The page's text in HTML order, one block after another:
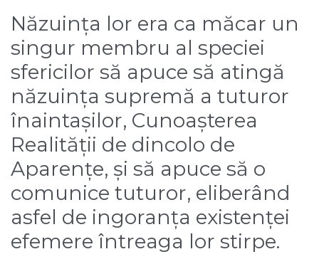
Năzuința lor era ca măcar un
singur membru al speciei
sfericilor să apuce să atingă
năzuința supremă a tuturor
înaintașilor, Cunoașterea
Realității de dincolo de
Aparențe, și să apuce să o
comunice tuturor, eliberând
asfel de ingoranța existenței
efemere întreaga lor stirpe.